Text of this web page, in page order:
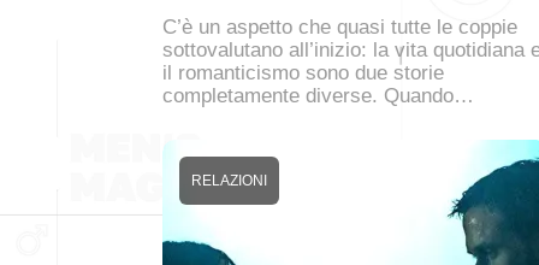
C’è un aspetto che quasi tutte le coppie
sottovalutano all’inizio: la vita quotidiana
il romanticismo sono due storie
completamente diverse. Quando…
RELAZIONI